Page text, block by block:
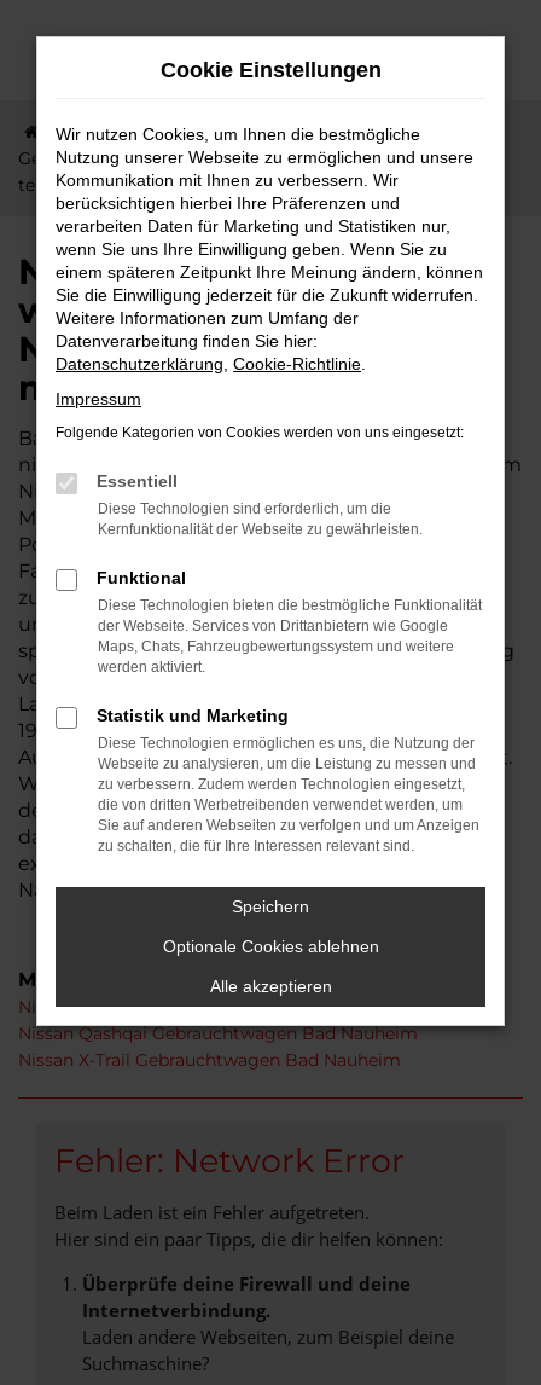
Zum
Startseite Bad Nauheim Nissan
Nissan
Gebrauchtwagen – weil Mobilität in Bad Nauheim nicht
teuer sein muss
Nissan Gebrauchtwagen –
weil Mobilität in Bad
Nauheim nicht teuer sein
muss
Bad Nauheim ist ein perfekter Ort zum Leben und
nicht weit vom Autohaus Lisson entfernt. Mit einem
Nissan Gebrauchtwagen gestalten Sie zudem Ihre
Mobilität und müssen nicht allzu tief ins
Portemonnaie greifen. Wir raten ausdrücklich zu
Fahrzeugen dieses Hersteller, weil wir wissen, wie
zuverlässig Nissan Gebrauchtwagen sind. Ob lokal
und regional in Bad Nauheim oder auf
sprichwörtlich „großer Fahrt“ – mit einem Fahrzeug
von uns setzen Sie auf Zuverlässigkeit und
Langlebigkeit. Unser Familienbetrieb existiert seit
1974. Seit dieser Zeit dreht sich bei alles alles ums
Auto, was auch einen Meisterwerkstatt einschließt.
Wir checken jeden Nissan Gebrauchtwagen vor
dem Verkauf genau durch und stellen so sicher,
dass keinerlei sichtbare oder versteckte Mängel
existieren. Dafür stehen wir mit unserem guten
Namen.
Modelle
Nissan Juke Gebrauchtwagen Bad Nauheim
Nissan Qashqai Gebrauchtwagen Bad Nauheim
Nissan X-Trail Gebrauchtwagen Bad Nauheim
Fehler: Network Error
Beim Laden ist ein Fehler aufgetreten.
Hier sind ein paar Tipps, die dir helfen können:
Überprüfe deine Firewall und deine
Internetverbindung.
Laden andere Webseiten, zum Beispiel deine
Suchmaschine?
Cookie Einstellungen
Wir nutzen Cookies, um Ihnen die bestmögliche
Nutzung unserer Webseite zu ermöglichen und unsere
Kommunikation mit Ihnen zu verbessern. Wir
berücksichtigen hierbei Ihre Präferenzen und
verarbeiten Daten für Marketing und Statistiken nur,
wenn Sie uns Ihre Einwilligung geben. Wenn Sie zu
einem späteren Zeitpunkt Ihre Meinung ändern, können
Sie die Einwilligung jederzeit für die Zukunft widerrufen.
Weitere Informationen zum Umfang der
Datenverarbeitung finden Sie hier:
Datenschutzerklärung Cookie-Richtlinie
Impressum
Folgende Kategorien von Cookies werden von uns eingesetzt:
Essentiell
Diese Technologien sind erforderlich, um die
Kernfunktionalität der Webseite zu gewährleisten.
Funktional
Diese Technologien bieten die bestmögliche Funktionalität
der Webseite. Services von Drittanbietern wie Google
Maps, Chats, Fahrzeugbewertungssystem und weitere
werden aktiviert.
Statistik und Marketing
Diese Technologien ermöglichen es uns, die Nutzung der
Webseite zu analysieren, um die Leistung zu messen und
zu verbessern. Zudem werden Technologien eingesetzt,
die von dritten Werbetreibenden verwendet werden, um
Sie auf anderen Webseiten zu verfolgen und um Anzeigen
zu schalten, die für Ihre Interessen relevant sind.
Speichern
Optionale Cookies ablehnen
Alle akzeptieren